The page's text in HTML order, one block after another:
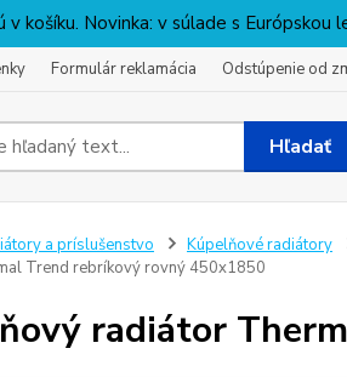
košíku. Novinka: v súlade s
Formulár reklamácia Odstúpenie od
Hľadať
a príslušenstvo Kúpelňové radiátory
Trend rebríkový rovný 450x1850
radiátor